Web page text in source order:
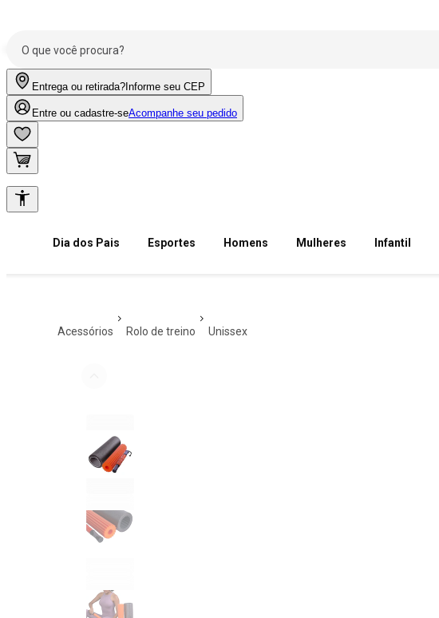
Entrega ou retirada? Informe seu CEP
Entre ou cadastre-seAcompanhe seu pedido
Dia dos Pais Esportes Homens Mulheres Infantil
acessórios rolo de treino unissex